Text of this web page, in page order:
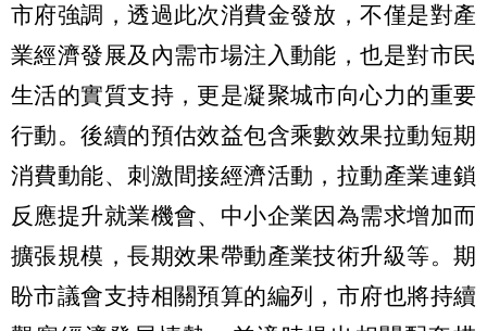
市府強調，透過此次消費金發放，不僅是對產
業經濟發展及內需市場注入動能，也是對市民
生活的實質支持，更是凝聚城市向心力的重要
行動。後續的預估效益包含乘數效果拉動短期
消費動能、刺激間接經濟活動，拉動產業連鎖
反應提升就業機會、中小企業因為需求增加而
擴張規模，長期效果帶動產業技術升級等。期
盼市議會支持相關預算的編列，市府也將持續